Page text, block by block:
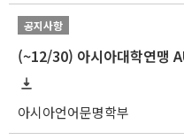
공지사항
아시아언어문명학부